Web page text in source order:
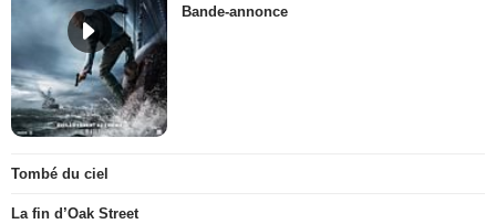
Bande-annonce
Tombé du ciel
La fin d’Oak Street